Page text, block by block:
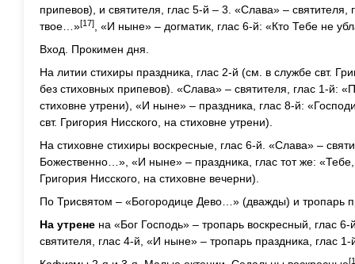
припевов), и святителя, глас 5-й – 3. «Слава» –
твое…»[17]
, «И ныне» – догматик, глас 6-й: «Кто Тебе не
Вход. Прокимен дня.
На литии стихиры праздника, глас 2-й (см. в службе свт.
без стиховных припевов). «Слава» – святителя, глас 1-й:
стиховне утрени), «И ныне» – праздника, глас 8-й:
свт. Григория Нисского, на стиховне утрени).
На стиховне стихиры воскресные, глас 6-й. «Слава» –
Божественно…», «И ныне» – праздника, глас тот же:
Григория Нисского, на стиховне вечерни).
По Трисвятом – «Богородице Дево…» (дважды) и тропарь
На утрене на «Бог Господь» – тропарь воскресный, глас
святителя, глас 4-й, «И ныне» – тропарь праздника, глас 1-